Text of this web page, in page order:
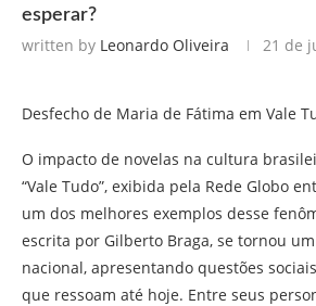
esperar?
written by Leonardo Oliveira 21 de
Desfecho de Maria de Fátima em Vale
O impacto de novelas na cultura
“Vale Tudo”, exibida pela Rede Globo
um dos melhores exemplos desse
escrita por Gilberto Braga, se tornou
nacional, apresentando questões
que ressoam até hoje. Entre seus